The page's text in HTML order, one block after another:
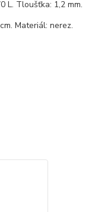
L. Tloušťka: 1,2 mm.
Materiál: nerez.